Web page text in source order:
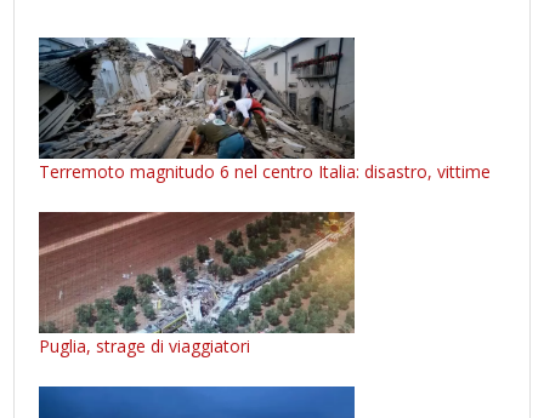
Terremoto magnitudo 6 nel centro Italia: disastro, vittime
Puglia, strage di viaggiatori